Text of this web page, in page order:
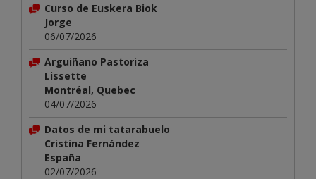
Curso de Euskera Biok
Jorge
06/07/2026
Arguiñano Pastoriza
Lissette
Montréal, Quebec
04/07/2026
Datos de mi tatarabuelo
Cristina Fernández
España
02/07/2026